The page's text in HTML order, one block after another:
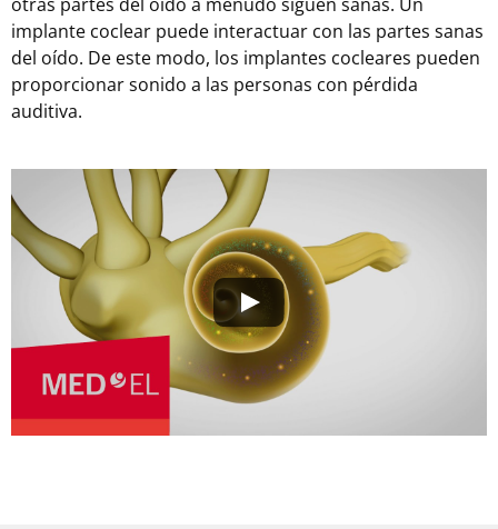
implante coclear puede interactuar con las partes sanas
del oído. De este modo, los implantes cocleares pueden
proporcionar sonido a las personas con pérdida
auditiva.